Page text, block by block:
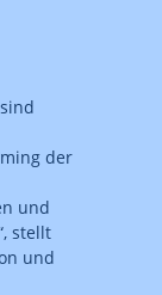
der
und
stellt
und